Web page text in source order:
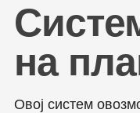
на
Овој систем